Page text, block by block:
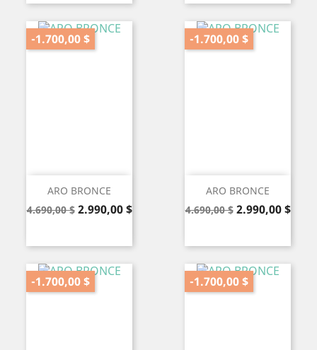
ARO BRONCE
Precio
4.690,00 $ Precio
2.990,00 $
-1.700,00 $
ARO BRONCE
Precio
4.690,00 $ Precio
2.990,00 $
-1.700,00 $
-1.700,00 $ -1.700,00 $